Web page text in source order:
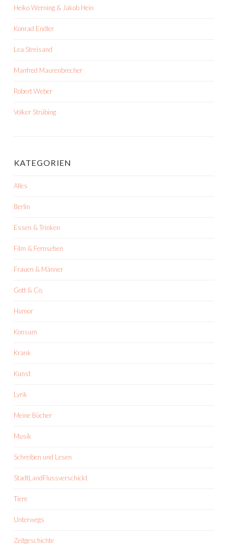
Heiko Werning & Jakob Hein
Konrad Endler
Lea Streisand
Manfred Maurenbrecher
Robert Weber
Volker Strübing
KATEGORIEN
Alles
Berlin
Essen & Trinken
Film & Fernsehen
Frauen & Männer
Gott & Co.
Humor
Konsum
Krank
Kunst
Lyrik
Meine Bücher
Musik
Schreiben und Lesen
StadtLandFlussverschickt
Tiere
Unterwegs
Zeitgeschichte